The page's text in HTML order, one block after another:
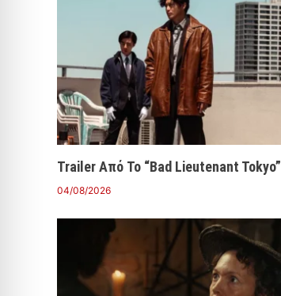
Trailer Από Το “Bad Lieutenant Tokyo”
04/08/2026